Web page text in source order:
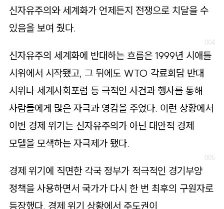
신자유주의와 세계화가 언제든지 전쟁으로 치달을 수
있음을 보여 줬다.
신자유주의 세계화에 반대하는 흐름은 1999년 시애틀
시위에서 시작됐고, 그 뒤에도 WTO 각료회담 반대
시위나 세계사회포럼 등 극적인 사건과 행사를 통해
사람들에게 많은 자극과 영감을 주었다. 이런 상황에서
이번 경제 위기는 신자유주의가 아닌 대안적 경제
모델을 모색하는 자극제가 됐다.
경제 위기에 직면한 각국 정부가 적극적인 경기부양
정책을 사용하면서 국가가 다시 한 번 최후의 구원자로
등장했다. 경제 위기 상황에서 주도권이